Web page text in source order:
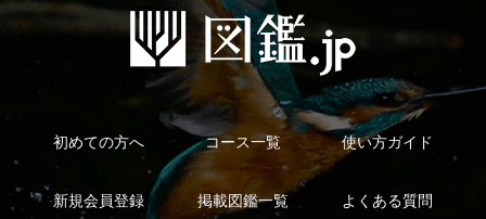
Copyright ©2016 Yama-kei Publishers co.,Ltd.
An impress Group Company. All rights reserved.